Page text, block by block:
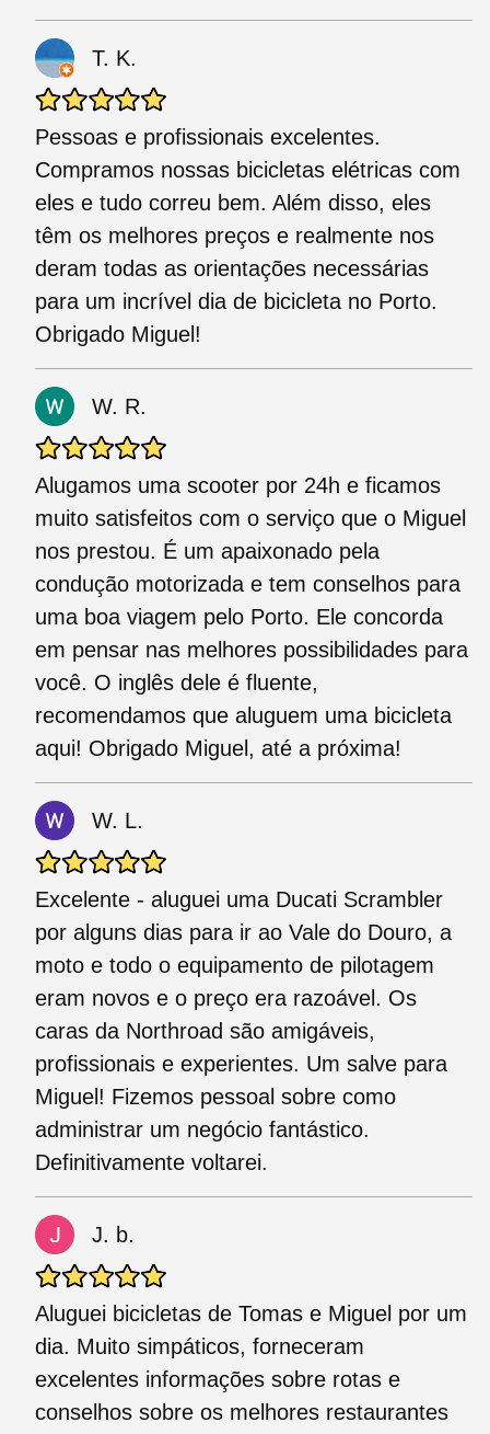
T. K.
Pessoas e profissionais excelentes.
Compramos nossas bicicletas elétricas com
eles e tudo correu bem. Além disso, eles
têm os melhores preços e realmente nos
deram todas as orientações necessárias
para um incrível dia de bicicleta no Porto.
Obrigado Miguel!
W. R.
Alugamos uma scooter por 24h e ficamos
muito satisfeitos com o serviço que o Miguel
nos prestou. É um apaixonado pela
condução motorizada e tem conselhos para
uma boa viagem pelo Porto. Ele concorda
em pensar nas melhores possibilidades para
você. O inglês dele é fluente,
recomendamos que aluguem uma bicicleta
aqui! Obrigado Miguel, até a próxima!
W. L.
Excelente - aluguei uma Ducati Scrambler
por alguns dias para ir ao Vale do Douro, a
moto e todo o equipamento de pilotagem
eram novos e o preço era razoável. Os
caras da Northroad são amigáveis,
profissionais e experientes. Um salve para
Miguel! Fizemos pessoal sobre como
administrar um negócio fantástico.
Definitivamente voltarei.
J. b.
Aluguei bicicletas de Tomas e Miguel por um
dia. Muito simpáticos, forneceram
excelentes informações sobre rotas e
conselhos sobre os melhores restaurantes